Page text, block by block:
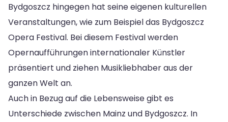
Bydgoszcz hingegen hat seine eigenen kulturellen
Veranstaltungen, wie zum Beispiel das Bydgoszcz
Opera Festival. Bei diesem Festival werden
Opernaufführungen internationaler Künstler
präsentiert und ziehen Musikliebhaber aus der
ganzen Welt an.
Auch in Bezug auf die Lebensweise gibt es
Unterschiede zwischen Mainz und Bydgoszcz. In